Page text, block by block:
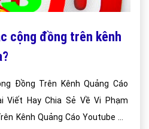
cộng đồng trên kênh
Đồng Trên Kênh Quảng Cáo
Viết Hay Chia Sẻ Về Vi Phạm
Kênh Quảng Cáo Youtube Có